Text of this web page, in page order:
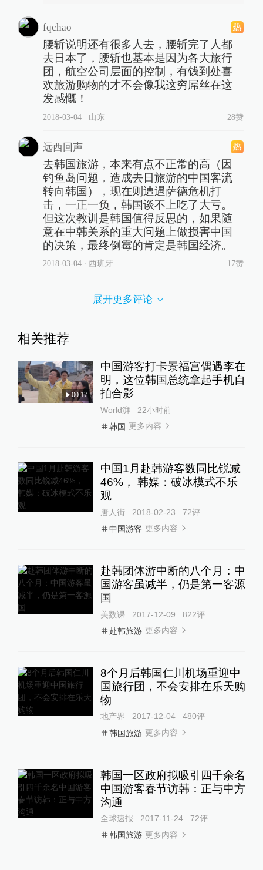
fqchao
腰斩说明还有很多人去，腰斩完了人都
去日本了，腰斩也基本是因为各大旅行
团，航空公司层面的控制，有钱到处喜
欢旅游购物的才不会像我这穷屌丝在这
发感慨！
2018-03-04∙ 山东 28赞
远西回声
去韩国旅游，本来有点不正常的高（因
钓鱼岛问题，造成去日旅游的中国客流
转向韩国），现在则遭遇萨德危机打
击，一正一负，韩国谈不上吃了大亏。
但这次教训是韩国值得反思的，如果随
意在中韩关系的重大问题上做损害中国
的决策，最终倒霉的肯定是韩国经济。
2018-03-04∙ 西班牙 17赞
展开更多评论
相关推荐
00:17
中国游客打卡景福宫偶遇李在
明，这位韩国总统拿起手机自
拍合影
World湃
22小时前
韩国 更多内容
中国1月赴韩游客数同比锐减
46%， 韩媒：破冰模式不乐
观
唐人街 2018-02-23 72评
中国游客 更多内容
赴韩团体游中断的八个月：中
国游客虽减半，仍是第一客源
国
美数课 2017-12-09 822评
赴韩旅游 更多内容
8个月后韩国仁川机场重迎中
国旅行团，不会安排在乐天购
物
地产界 2017-12-04 480评
韩国旅游 更多内容
韩国一区政府拟吸引四千余名
中国游客春节访韩：正与中方
沟通
全球速报 2017-11-24 72评
韩国旅游 更多内容